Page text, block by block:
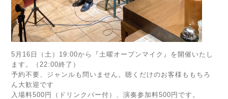
5月16日（土）19:00から『土曜オープンマイク』を開催いたし
ます。（22:00終了）
予約不要、ジャンルも問いません。聴くだけのお客様ももちろ
ん大歓迎です
入場料500円（ドリンクバー付）、演奏参加料500円です。